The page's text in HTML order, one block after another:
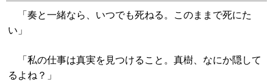
「奏と一緒なら、いつでも死ねる。このままで死にた
い」
「私の仕事は真実を見つけること。真樹、なにか隠して
るよね？」